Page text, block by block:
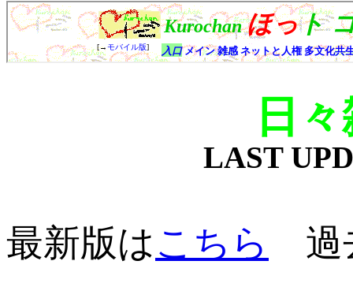
日
LAST
最新版はこちら 過